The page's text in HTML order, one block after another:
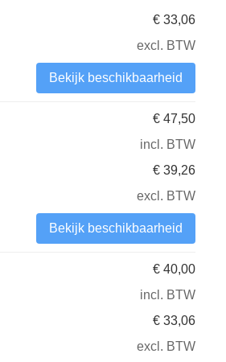
€ 33,06
excl. BTW
Bekijk beschikbaarheid
€ 47,50
incl. BTW
€ 39,26
excl. BTW
Bekijk beschikbaarheid
€ 40,00
incl. BTW
€ 33,06
excl. BTW